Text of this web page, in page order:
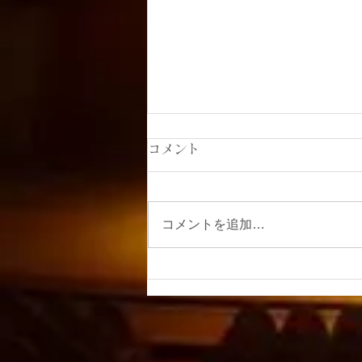
楠本未来ソプラノリサイタ
ル〜自然の環 いのちの詩〜
コメント
コメントを追加…